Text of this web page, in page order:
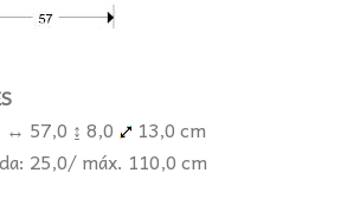
↔ 57,0 ↨ 8,0
13,0 cm
25,0/ máx. 110,0 cm